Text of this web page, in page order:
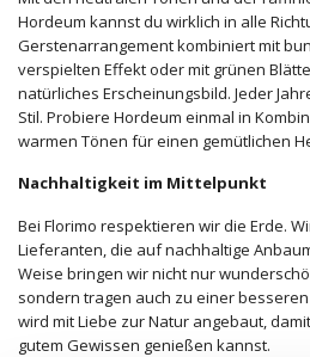
Hordeum kannst du wirklich in alle
Gerstenarrangement kombiniert mit
verspielten Effekt oder mit grünen
natürliches Erscheinungsbild. Jeder
Stil. Probiere Hordeum einmal in
warmen Tönen für einen gemütlichen
Nachhaltigkeit im Mittelpunkt
Bei Florimo respektieren wir die Erde.
Lieferanten, die auf nachhaltige
Weise bringen wir nicht nur
sondern tragen auch zu einer
wird mit Liebe zur Natur angebaut,
gutem Gewissen genießen kannst.